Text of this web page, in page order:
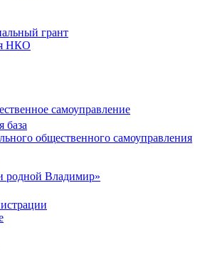
грант
НКО
самоуправление
база
общественного самоуправления
родной Владимир»